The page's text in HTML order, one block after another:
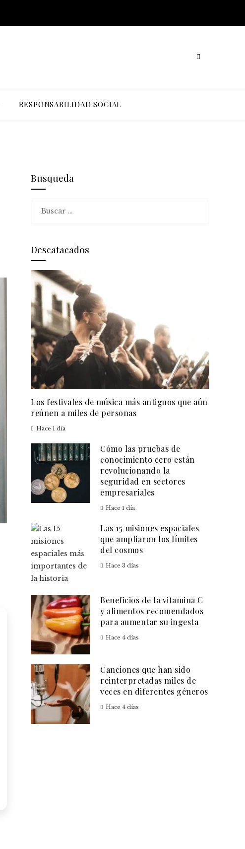
RESPONSABILIDAD SOCIAL
Busqueda
Descatacados
Los festivales de música más antiguos que aún
reúnen a miles de personas
Hace 1 día
Cómo las pruebas de
conocimiento cero están
revolucionando la
seguridad en sectores
empresariales
Hace 1 día
Las 15 misiones espaciales
que ampliaron los límites
del cosmos
Hace 3 días
Beneficios de la vitamina C
y alimentos recomendados
para aumentar su ingesta
Hace 4 días
Canciones que han sido
reinterpretadas miles de
veces en diferentes géneros
Hace 4 días